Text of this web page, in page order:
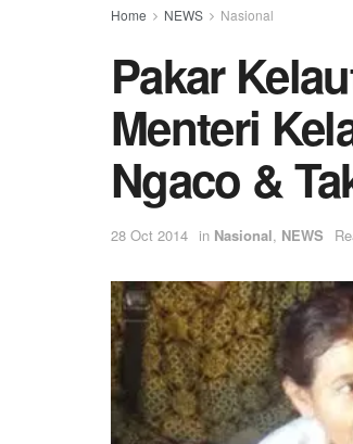
Home NEWS Nasional
Pakar
Menteri
Ngaco &
28 Oct 2014 in Nasional, NEWS